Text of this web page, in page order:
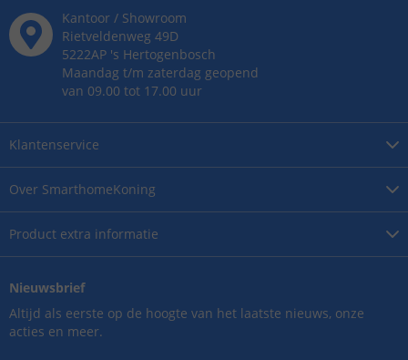
Over SmarthomeKoning
Product extra informatie
Klantenservice
Kantoor / Showroom
Rietveldenweg 49D
5222AP 's Hertogenbosch
Maandag t/m zaterdag geopend
van 09.00 tot 17.00 uur
Nieuwsbrief
Altijd als eerste op de hoogte van het laatste nieuws, onze
acties en meer.